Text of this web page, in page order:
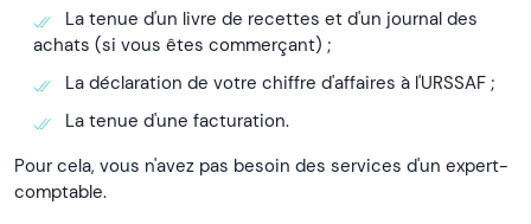
La tenue d'un livre de recettes et d'un journal des
achats (si vous êtes commerçant) ;
La déclaration de votre chiffre d'affaires à l'URSSAF ;
La tenue d'une facturation.
Pour cela, vous n'avez pas besoin des services d'un expert-
comptable.